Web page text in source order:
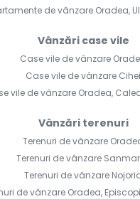
de vânzare Oradea,
Vânzări case vile
Case vile de vânzare
Case vile de vânzare Cihei
vile de vânzare Oradea,
Vânzări terenuri
Terenuri de vânzare
Terenuri de vânzare
Terenuri de vânzare
de vânzare Oradea,